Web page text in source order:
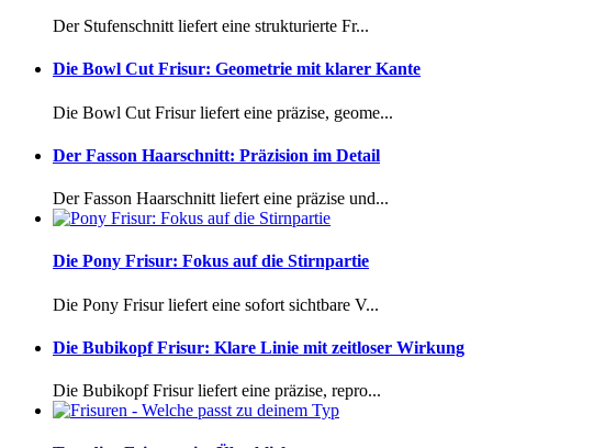
Der Stufenschnitt liefert eine strukturierte Fr...
Die Bowl Cut Frisur: Geometrie mit klarer Kante
Die Bowl Cut Frisur liefert eine präzise, geome...
Der Fasson Haarschnitt: Präzision im Detail
Der Fasson Haarschnitt liefert eine präzise und...
Die Pony Frisur: Fokus auf die Stirnpartie
Die Pony Frisur liefert eine sofort sichtbare V...
Die Bubikopf Frisur: Klare Linie mit zeitloser Wirkung
Die Bubikopf Frisur liefert eine präzise, repro...